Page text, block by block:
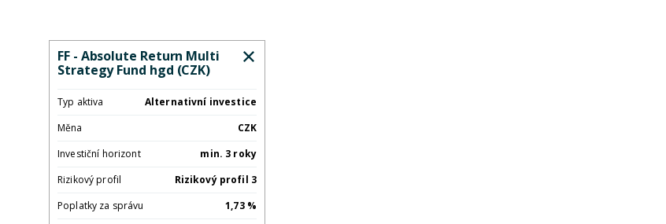
FF - Absolute Return Multi
Strategy Fund hgd (CZK)
Typ aktiva
Alternativní investice
Měna
CZK
Investiční horizont
min. 3 roky
Rizikový profil
Rizikový profil 3
Poplatky za správu
1,73 %